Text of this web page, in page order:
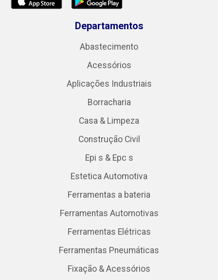
Departamentos
Abastecimento
Acessórios
Aplicações Industriais
Borracharia
Casa & Limpeza
Construção Civil
Epi s & Epc s
Estetica Automotiva
Ferramentas a bateria
Ferramentas Automotivas
Ferramentas Elétricas
Ferramentas Pneumáticas
Fixação & Acessórios